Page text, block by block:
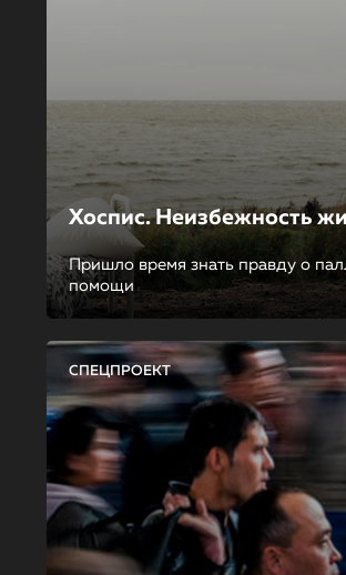
Хоспис. Неизбежность
Пришло время знать правду о
помощи
СПЕЦПРОЕКТ